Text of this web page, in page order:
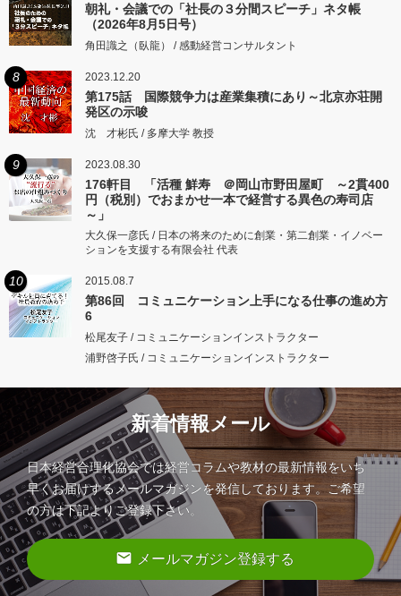
朝礼・会議での「社長の３分間スピーチ」ネタ帳
（2026年8月5日号）
角田識之（臥龍） / 感動経営コンサルタント
8 2023.12.20
第175話 国際競争力は産業集積にあり～北京亦荘開
発区の示唆
沈 才彬氏 / 多摩大学 教授
9 2023.08.30
176軒目 「活種 鮮寿 ＠岡山市野田屋町 ～2貫400
円（税別）でおまかせ一本で経営する異色の寿司店
～」
大久保一彦氏 / 日本の将来のために創業・第二創業・イノベー
ションを支援する有限会社 代表
10 2015.08.7
第86回 コミュニケーション上手になる仕事の進め方
6
松尾友子 / コミュニケーションインストラクター
浦野啓子氏 / コミュニケーションインストラクター
新着情報メール
日本経営合理化協会では経営コラムや教材の最新情報をいち
早くお届けするメールマガジンを発信しております。ご希望
の方は下記よりご登録下さい。
email メールマガジン登録する